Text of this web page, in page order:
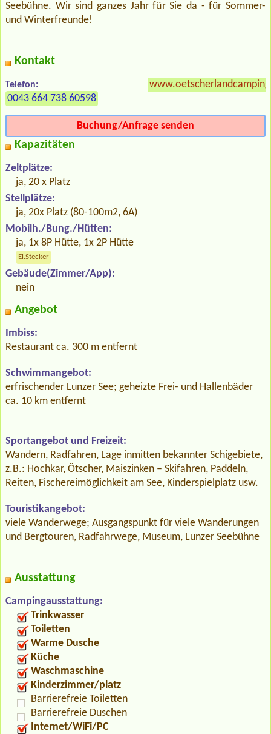
Seebühne. Wir sind ganzes Jahr für Sie da - für Sommer-
und Winterfreunde!
Kontakt
Telefon:
0043 664 738 60598
Buchung/Anfrage senden
Kapazitäten
Zeltplätze:
ja, 20 x Platz
Stellplätze:
ja, 20x Platz (80-100m2, 6A)
Mobilh./Bung./Hütten:
ja, 1x 8P Hütte, 1x 2P Hütte
El.Stecker
Gebäude(Zimmer/App):
nein
Angebot
Imbiss:
Restaurant ca. 300 m entfernt
Schwimmangebot:
erfrischender Lunzer See; geheizte Frei- und Hallenbäder
ca. 10 km entfernt
Sportangebot und Freizeit:
Wandern, Radfahren, Lage inmitten bekannter Schigebiete,
z.B.: Hochkar, Ötscher, Maiszinken – Skifahren, Paddeln,
Reiten, Fischereimöglichkeit am See, Kinderspielplatz usw.
Touristikangebot:
viele Wanderwege; Ausgangspunkt für viele Wanderungen
und Bergtouren, Radfahrwege, Museum, Lunzer Seebühne
Ausstattung
Campingausstattung:
Trinkwasser
Toiletten
Warme Dusche
Küche
Waschmaschine
Kinderzimmer/platz
Barrierefreie Toiletten
Barrierefreie Duschen
Internet/WiFi/PC